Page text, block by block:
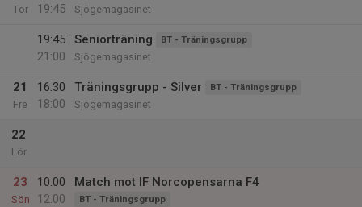
Tor
19:45
Sjögemagasinet
19:45
21:00
Seniorträning BT - Träningsgrupp
Sjögemagasinet
21
Fre
16:30
18:00
Träningsgrupp - Silver BT - Träningsgrupp
Sjögemagasinet
22
Lör
23
Sön
10:00
12:00
Match mot IF Norcopensarna F4
BT - Träningsgrupp